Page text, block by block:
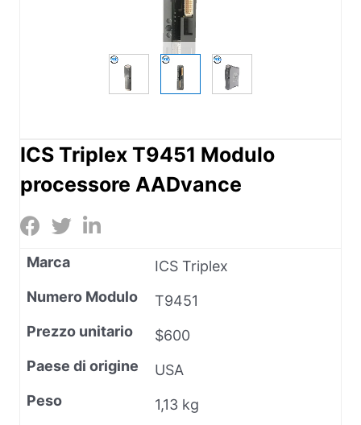
ICS Triplex T9451 Modulo
processore AADvance
Marca
ICS Triplex
Numero Modulo
T9451
Prezzo unitario
$600
Paese di origine
USA
Peso
1,13 kg